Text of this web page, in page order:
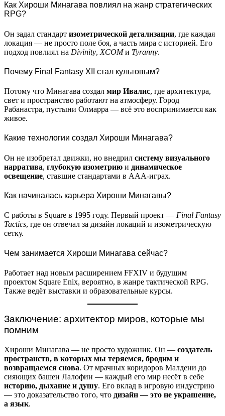
Как Хироши Минагава повлиял на жанр стратегических
RPG?
Он задал стандарт изометрической детализации, где каждая
локация — не просто поле боя, а часть мира с историей. Его
подход повлиял на Divinity, XCOMи Tyranny.
Почему Final Fantasy XII стал культовым?
Потому что Минагава создал мир Ивалис, где архитектура,
свет и пространство работают на атмосферу. Город
Рабанастра, пустыни Олмарра — всё это воспринимается как
живое.
Какие технологии создал Хироши Минагава?
Он не изобретал движки, но внедрил систему визуального
нарратива, глубокую изометрию и динамическое
освещение, ставшие стандартами в AAA-играх.
Как начиналась карьера Хироши Минагавы?
С работы в Square в 1995 году. Первый проект — Final Fantasy
Tactics, где он отвечал за дизайн локаций и изометрическую
сетку.
Чем занимается Хироши Минагава сейчас?
Работает над новым расширением FFXIV и будущим
проектом Square Enix, вероятно, в жанре тактической RPG.
Также ведёт выставки и образовательные курсы.
Заключение: архитектор миров, которые мы
помним
Хироши Минагава — не просто художник. Он — создатель
пространств, в которых мы теряемся, бродим и
возвращаемся снова. От мрачных коридоров Малдени до
сияющих башен Лалофин — каждый его мир несёт в себе
историю, дыхание и душу. Его вклад в игровую индустрию
— это доказательство того, что дизайн — это не украшение,
а язык.